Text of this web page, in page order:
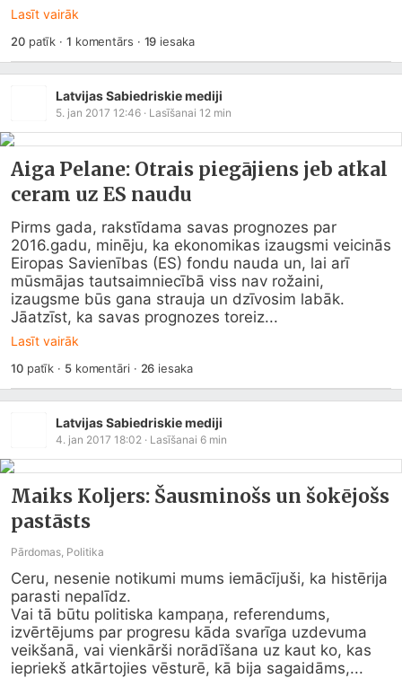
Lasīt vairāk
20patīk · 1 komentārs · 19 iesaka
Latvijas Sabiedriskie mediji
5. jan 2017 12:46 · Lasīšanai 12 min
Aiga Pelane: Otrais piegājiens jeb atkal
ceram uz ES naudu
Pirms gada, rakstīdama savas prognozes par
2016.gadu, minēju, ka ekonomikas izaugsmi veicinās
Eiropas Savienības (ES) fondu nauda un, lai arī
mūsmājas tautsaimniecībā viss nav rožaini,
izaugsme būs gana strauja un dzīvosim labāk.
Jāatzīst, ka savas prognozes toreiz...
Lasīt vairāk
10patīk · 5komentāri · 26 iesaka
Latvijas Sabiedriskie mediji
4. jan 2017 18:02 · Lasīšanai 6 min
Maiks Koljers: Šausminošs un šokējošs
pastāsts
Pārdomas, Politika
Ceru, nesenie notikumi mums iemācījuši, ka histērija
parasti nepalīdz.
Vai tā būtu politiska kampaņa, referendums,
izvērtējums par progresu kāda svarīga uzdevuma
veikšanā, vai vienkārši norādīšana uz kaut ko, kas
iepriekš atkārtojies vēsturē, kā bija sagaidāms,...